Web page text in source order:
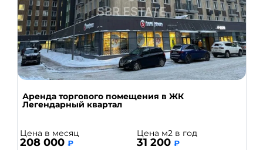
Аренда торгового помещения в ЖК
Легендарный квартал
Цена в месяц
208 000 ₽
Цена м2 в год
31 200 ₽